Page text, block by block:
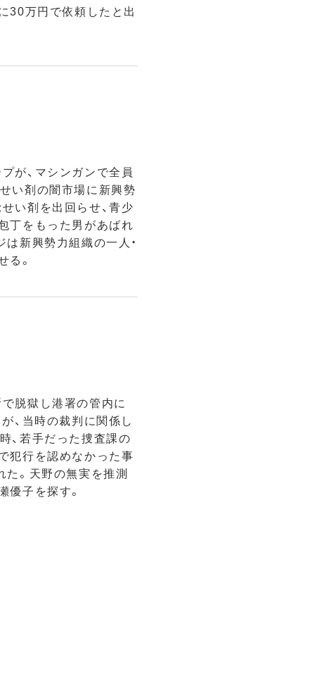
30万円で依頼したと出
が、マシンガンで全員
い剤の闇市場に新興勢
い剤を出回らせ、青少
丁をもった男があばれ
新興勢力組織の一人・
。
脱獄し港署の管内に
、当時の裁判に関係し
、若手だった捜査課の
犯行を認めなかった事
た。天野の無実を推測
子を探す。